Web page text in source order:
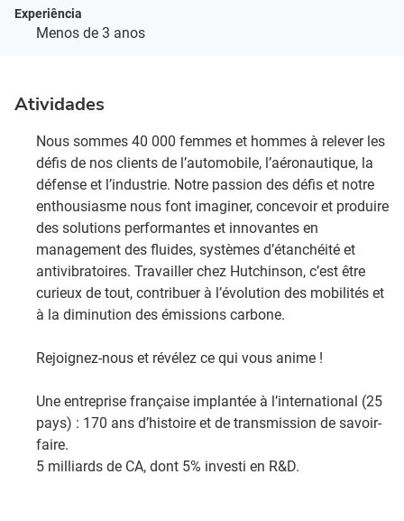
Experiência
Menos de 3 anos
Atividades
Nous sommes 40 000 femmes et hommes à relever les
défis de nos clients de l’automobile, l’aéronautique, la
défense et l’industrie. Notre passion des défis et notre
enthousiasme nous font imaginer, concevoir et produire
des solutions performantes et innovantes en
management des fluides, systèmes d’étanchéité et
antivibratoires. Travailler chez Hutchinson, c’est être
curieux de tout, contribuer à l’évolution des mobilités et
à la diminution des émissions carbone. ​
Rejoignez-nous et révélez ce qui vous anime !​
Une entreprise française implantée à l’international (25
pays) : 170 ans d’histoire et de transmission de savoir-
faire.​
5 milliards de CA, dont 5% investi en R&D​.